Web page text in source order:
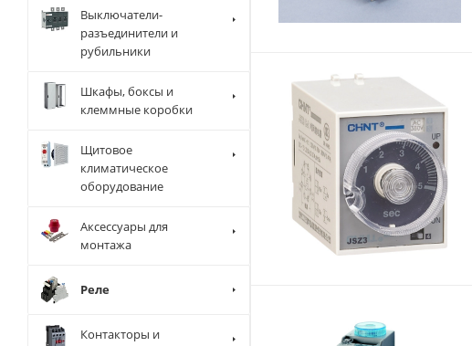
Выключатели-
разъединители и
рубильники
Шкафы, боксы и
клеммные коробки
Щитовое
климатическое
оборудование
Аксессуары для
монтажа
Реле
Контакторы и